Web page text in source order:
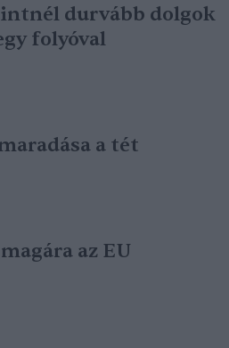
durvább dolgok
folyóval
a tét
az EU